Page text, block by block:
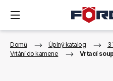
Domů Úplný katalog
3
Vrtání do kamene
Vrtací